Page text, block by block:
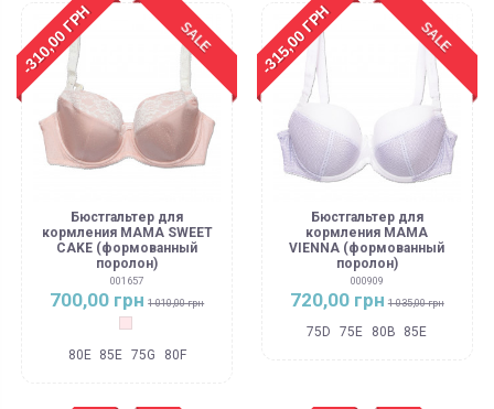
SALE
-310,00 ГРН
Бюстгальтер для
кормления MAMA SWEET
CAKE (формованный
поролон)
001657
700,00 грн 1 010,00 грн
Сливочная карамель
80E
85E 75G 80F
SALE
-315,00 ГРН
Бюстгальтер для
кормления MAMA
VIENNA (формованный
поролон)
000909
720,00 грн 1 035,00 грн
75D 75E 80B 85E